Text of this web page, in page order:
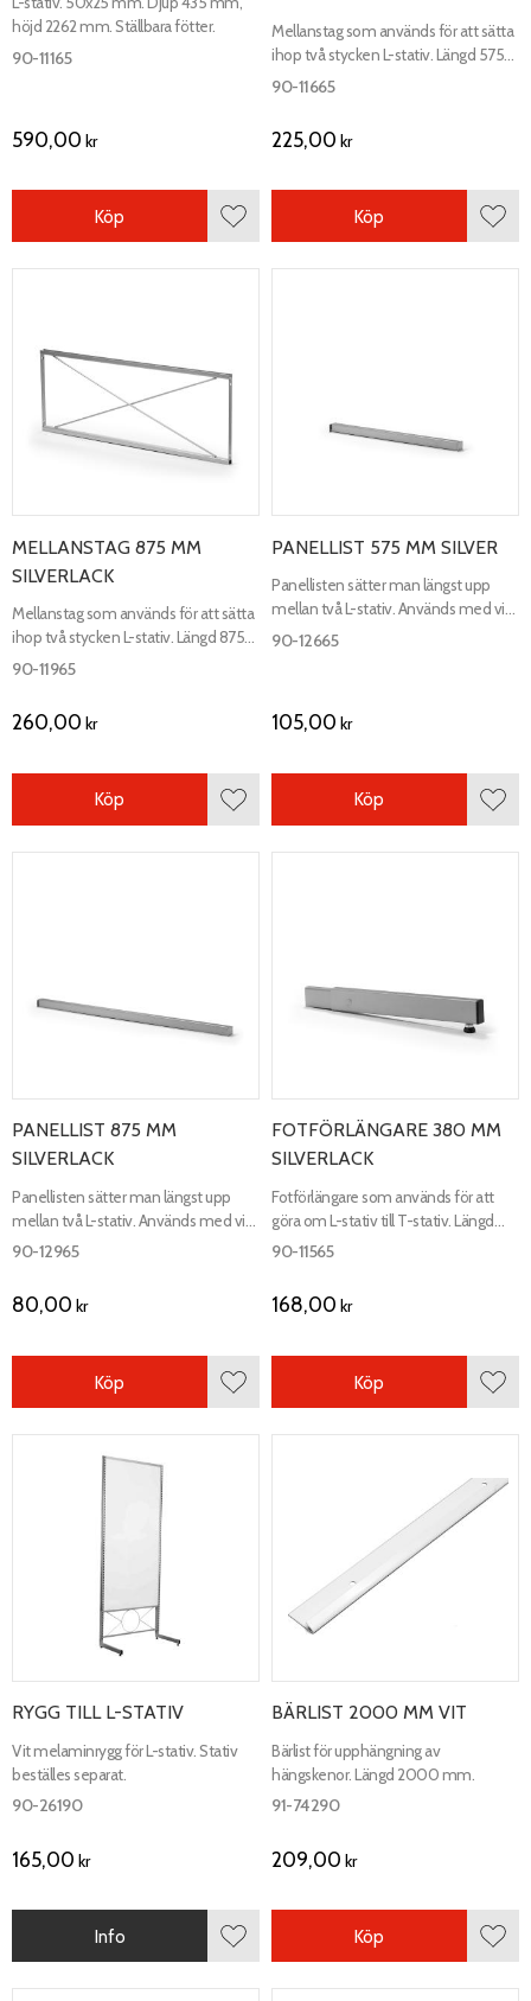
höjd 2262 mm. Ställbara fötter.
90-11165
590,00 kr
Lägg till i favoriter
Köp
Mellanstag som används för att sätta
ihop två stycken L-stativ. Längd 575
mm, höjd 335 mm, djup 20 mm.
90-11665
225,00 kr
Köp
MELLANSTAG 875 MM
SILVERLACK
Mellanstag som används för att sätta
ihop två stycken L-stativ. Längd 875
mm, höjd 335 mm, djup 20 mm.
90-11965
260,00 kr
Lägg till i favoriter
Köp
PANELLIST 575 MM SILVER
Panellisten sätter man längst upp
mellan två L-stativ. Används med vit
melaminrygg. Längd 575 mm.
90-12665
105,00 kr
Köp
PANELLIST 875 MM
SILVERLACK
Panellisten sätter man längst upp
mellan två L-stativ. Används med vit
melaminrygg. Längd 875 mm.
90-12965
80,00 kr
Lägg till i favoriter
Köp
FOTFÖRLÄNGARE 380 MM
SILVERLACK
Fotförlängare som används för att
göra om L-stativ till T-stativ. Längd
380 mm.
90-11565
168,00 kr
Köp
RYGG TILL L-STATIV
Vit melaminrygg för L-stativ. Stativ
beställes separat.
90-26190
165,00 kr
Lägg till i favoriter
Info
BÄRLIST 2000 MM VIT
Bärlist för upphängning av
hängskenor. Längd 2000 mm.
91-74290
209,00 kr
Köp